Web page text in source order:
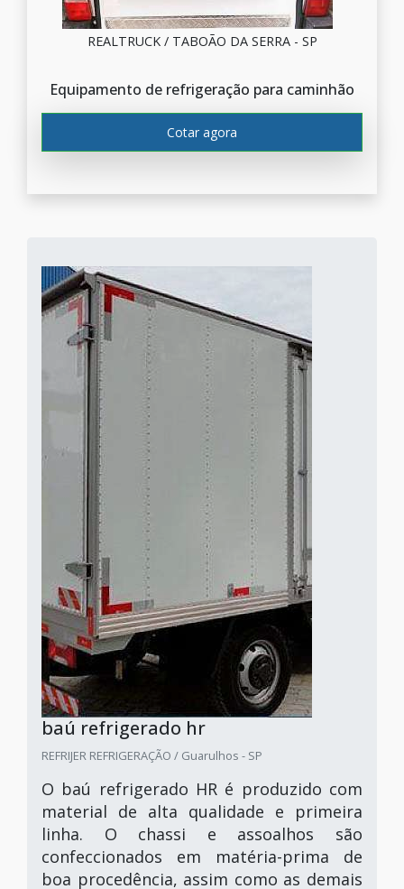
REALTRUCK / TABOÃO DA SERRA - SP
Equipamento de refrigeração para caminhão
Cotar agora
baú refrigerado hr
REFRIJER REFRIGERAÇÃO / Guarulhos - SP
O baú refrigerado HR é produzido com
material de alta qualidade e primeira
linha. O chassi e assoalhos são
confeccionados em matéria-prima de
boa procedência, assim como as demais